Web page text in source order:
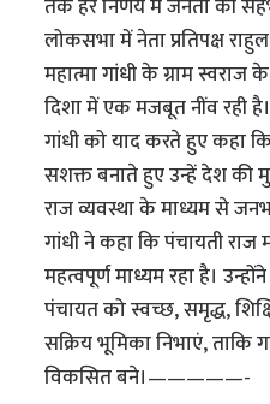
तक हर निर्णय में जनता की
लोकसभा में नेता प्रतिपक्ष
महात्मा गांधी के ग्राम
दिशा में एक मजबूत नींव रही है।
गांधी को याद करते हुए कहा
सशक्त बनाते हुए उन्हें देश की
राज व्यवस्था के माध्यम से
गांधी ने कहा कि पंचायती
महत्वपूर्ण माध्यम रहा है।
पंचायत को स्वच्छ, समृद्ध,
सक्रिय भूमिका निभाएं, ताकि
विकसित बने।—————-